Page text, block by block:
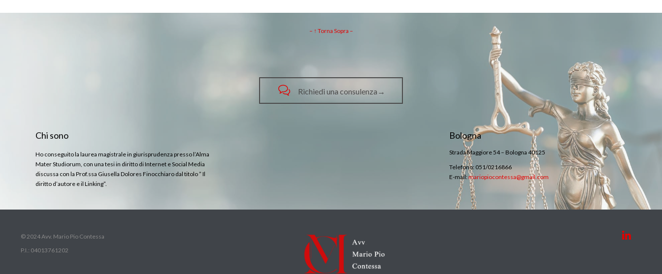
– ↑ Torna Sopra –
 Richiedi una consulenza→
Chi sono
Ho conseguito la laurea magistrale in giurisprudenza presso l’Alma
Mater Studiorum, con una tesi in diritto di Internet e Social Media
discussa con la Prof.ssa Giusella Dolores Finocchiaro dal titolo ” Il
diritto d’autore e il Linking”.
Bologna
Strada Maggiore 54 – Bologna 40125
Telefono: 051/0216866
E-mail:mariopiocontessa@gmail.com
© 2024 Avv. Mario Pio Contessa
P.I.: 04013761202
